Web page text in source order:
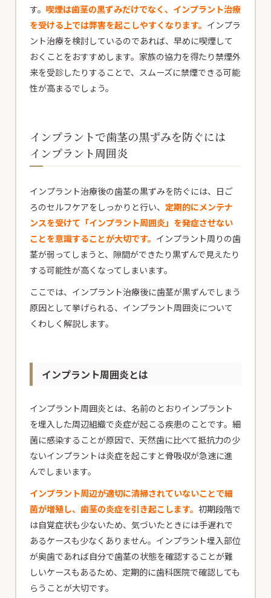
す。喫煙は歯茎の黒ずみだけでなく、インプラント治療
を受ける上では弊害を起こしやすくなります。 インプラ
ント治療を検討しているのであれば、早めに喫煙して
おくことをおすすめします。家族の協力を得たり禁煙外
来を受診したりすることで、スムーズに禁煙できる可能
性が高まるでしょう。
インプラントで歯茎の黒ずみを防ぐには
インプラント周囲炎
インプラント治療後の歯茎の黒ずみを防ぐには、日ご
ろのセルフケアをしっかりと行い、定期的にメンテナ
ンスを受けて「インプラント周囲炎」を発症させない
ことを意識することが大切です。 インプラント周りの歯
茎が弱ってしまうと、隙間ができたり黒ずんで見えたり
する可能性が高くなってしまいます。
ここでは、インプラント治療後に歯茎が黒ずんでしまう
原因として挙げられる、インプラント周囲炎について
くわしく解説します。
インプラント周囲炎とは
インプラント周囲炎とは、名前のとおりインプラント
を埋入した周辺組織で炎症が起こる疾患のことです。細
菌に感染することが原因で、天然歯に比べて抵抗力の少
ないインプラントは炎症を起こすと骨吸収が急速に進
んでしまいます。
インプラント周辺が適切に清掃されていないことで細
菌が増殖し、歯茎の炎症を引き起こします。初期段階で
は自覚症状も少ないため、気づいたときには手遅れで
あるケースも少なくありません。インプラント埋入部位
が奥歯であれば自分で歯茎の状態を確認することが難
しいケースもあるため、定期的に歯科医院で確認しても
らうことが大切です。